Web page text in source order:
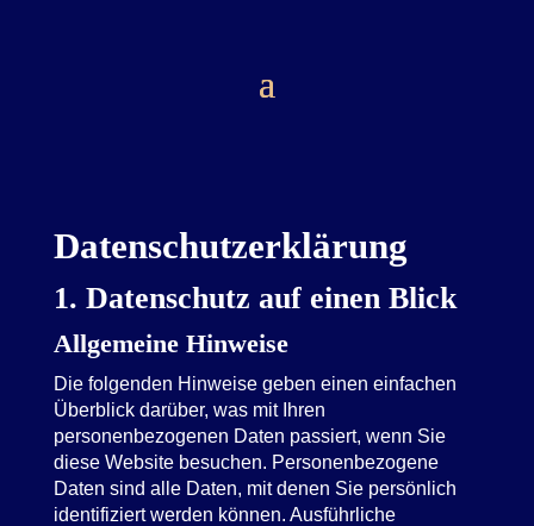
Datenschutz­erklärung
1. Datenschutz auf einen Blick
Allgemeine Hinweise
Die folgenden Hinweise geben einen einfachen
Überblick darüber, was mit Ihren
personenbezogenen Daten passiert, wenn Sie
diese Website besuchen. Personenbezogene
Daten sind alle Daten, mit denen Sie persönlich
identifiziert werden können. Ausführliche